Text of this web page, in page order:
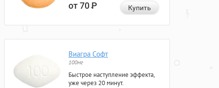
от 70Р Купить
Виагра Софт
100мг
Быстрое наступление эффекта,
уже через 20 минут.